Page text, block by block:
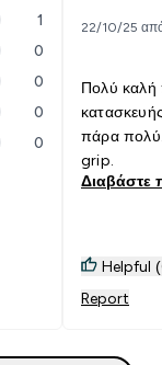
1
0
0
0
0
22/10/25
Πολύ καλή
πάρα
grip.
Διαβάστε
Helpful
Report